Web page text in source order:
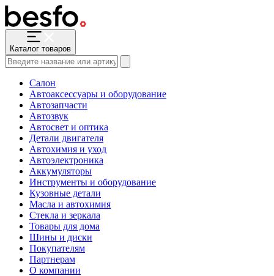
Каталог товаров
Салон
Автоаксессуары и оборудование
Автозапчасти
Автозвук
Автосвет и оптика
Детали двигателя
Автохимия и уход
Автоэлектроника
Аккумуляторы
Инструменты и оборудование
Кузовные детали
Масла и автохимия
Стекла и зеркала
Товары для дома
Шины и диски
Покупателям
Партнерам
О компании